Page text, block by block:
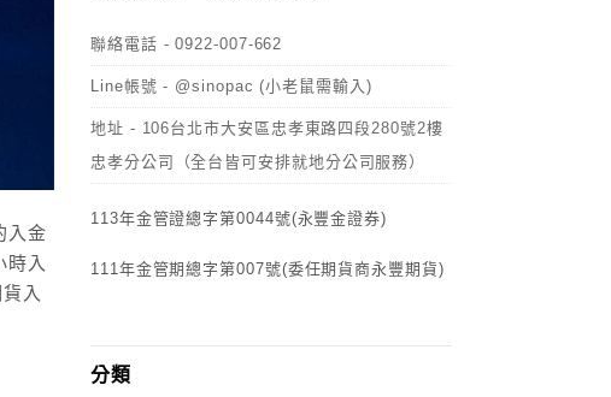
入金
時入
入
聯絡電話 - 0922-007-662
Line帳號 - @sinopac (小老鼠需輸入)
地址 - 106台北市大安區忠孝東路四段280號2樓
忠孝分公司（全台皆可安排就地分公司服務）
113年金管證總字第0044號(永豐金證券)
111年金管期總字第007號(委任期貨商永豐期貨)
分類